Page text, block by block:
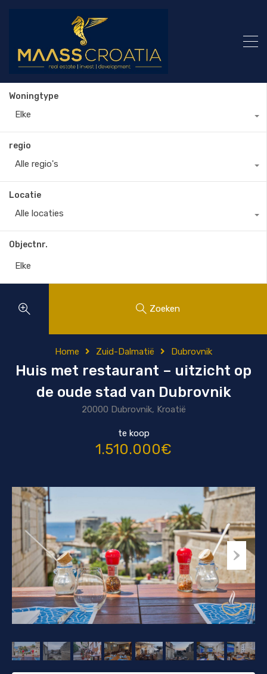
Woningtype
Elke
regio
Alle regio's
Locatie
Alle locaties
Objectnr.
Zoeken
Home Zuid-Dalmatië Dubrovnik
Huis met restaurant – uitzicht op
de oude stad van Dubrovnik
20000 Dubrovnik, Kroatië
te koop
1.510.000€